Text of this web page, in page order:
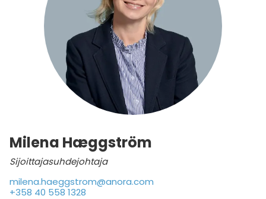
Milena Hæggström
Sijoittajasuhdejohtaja
milena.haeggstrom@anora.com
+358 40 558 1328